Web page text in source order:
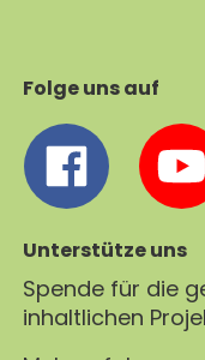
Folge uns auf
Unterstütze uns
Spende für die
inhaltlichen